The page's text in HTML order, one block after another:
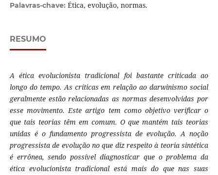
Palavras-chave: Ética, evolução, normas.
RESUMO
A ética evolucionista tradicional foi bastante criticada ao
longo do tempo. As críticas em relação ao darwinismo social
geralmente estão relacionadas as normas desenvolvidas por
esse movimento. Este artigo tem como objetivo verificar o
que tais teorias têm em comum. O que mantém tais teorias
unidas é o fundamento progressista de evolução. A noção
progressista de evolução no que diz respeito à teoria sintética
é errônea, sendo possível diagnosticar que o problema da
ética evolucionista tradicional está mais do que nas suas